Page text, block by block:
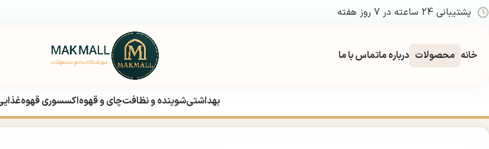
پشتیبانی 24 ساعته در 7 روز هفته
خانه محصولات درباره ماتماس با ما
بهداشتیشوینده و نظافتچای و قهوهاکسسوری قهوه
خانه غذایی و تنقلات تنقلات آدامس آدامس تریدنت دارچینی بدون قند 14 عددی | Trident Cinnamon Sugar Free Gum 14 Sticks